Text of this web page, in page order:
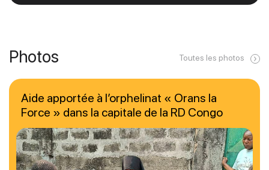
Photos Toutes les photos
Aide apportée à l’orphelinat « Orans la
Force » dans la capitale de la RD Congo